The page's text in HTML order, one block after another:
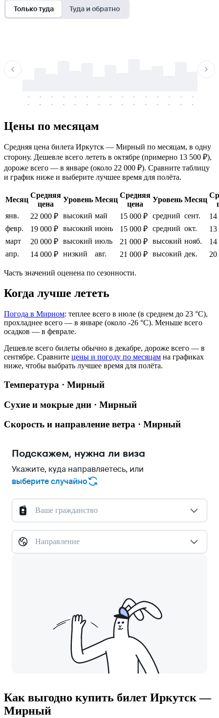
Только туда Туда и обратно
-
-
-
-
-
-
-
-
-
-
-
-
-
-
-
-
-
-
-
-
-
-
-
-
-
-
-
-
-
-
Цены по месяцам
Средняя цена билета Иркутск — Мирный по месяцам, в одну
сторону. Дешевле всего лететь в октябре (примерно 13 500 ₽),
дороже всего — в январе (около 22 000 ₽). Сравните таблицу
и график ниже и выберите лучшее время для полёта.
Месяц
Средняя
цена
Уровень Месяц
Средняя
цена
Уровень Месяц
янв.
22 000 ₽ высокий май 15 000 ₽ средний сент.
14
февр.
19 000 ₽ высокий июнь 15 000 ₽ средний окт.
13
март
20 000 ₽ высокий июль 21 000 ₽ высокий нояб.
14
апр.
14 000 ₽ низкий авг. 21 000 ₽ высокий дек. 20
Часть значений оценена по сезонности.
Когда лучше лететь
Погода в Мирном: теплее всего в июле (в среднем до 23 °C),
прохладнее всего — в январе (около -26 °C). Меньше всего
осадков — в феврале.
Дешевле всего билеты обычно в декабре, дороже всего — в
сентябре. Сравните цены и погоду по месяцам на графиках
ниже, чтобы выбрать лучшее время для полёта.
Температура · Мирный
Сухие и мокрые дни · Мирный
Скорость и направление ветра · Мирный
Подскажем, нужна ли виза
Укажите, куда направляетесь, или
выберите случайно
Ваше гражданство
Направление
Как выгодно купить билет Иркутск —
Мирный